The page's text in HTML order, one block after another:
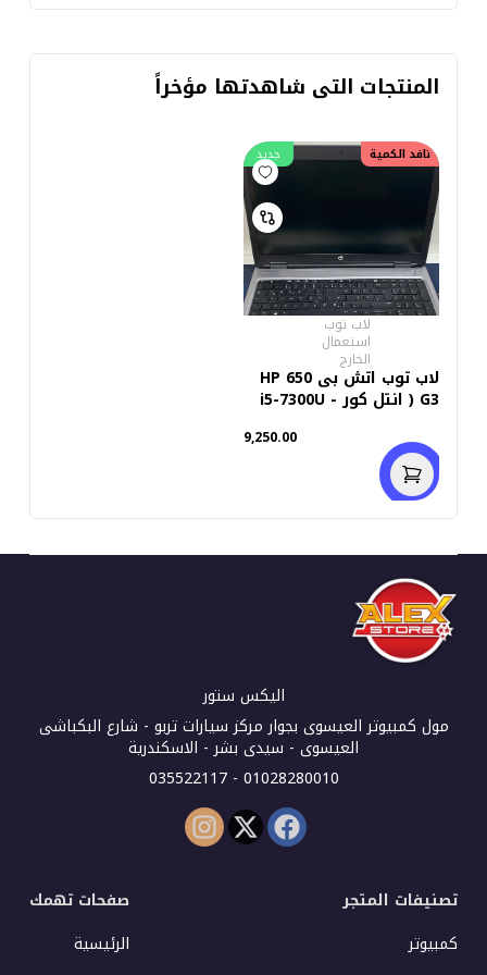
المنتجات التى شاهدتها مؤخراً
جديد نافد الكمية
لاب توب
استعمال
الخارج
لاب توب اتش بى HP 650
G3 ( انتل كور i5-7300U -
M.2 256GB شاشة 15.6
فيجا ) استعمال خارج
9,250.00
اليكس ستور
مول كمبيوتر العيسوى بجوار مركز سيارات تربو - شارع البكباشى
العيسوى - سيدى بشر - الاسكندرية
01028280010 - 035522117
تصنيفات المتجر
كمبيوتر
صفحات تهمك
الرئيسية